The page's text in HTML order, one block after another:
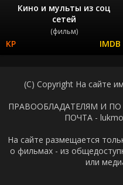
Кино и мульты из соц
сетей
(фильм)
(C) Copyright На сайте
ПРАВООБЛАДАТЕЛЯМ И
ПОЧТА -
На сайте размещается
о фильмах - из
или